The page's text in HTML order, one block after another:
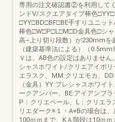
専用の注文確認書②を利用して
ンドV/スクエアタイプ棒色
□YY□BD□BF□BE手すりユニッ
棒色□W□P□L□M□D金具色□シ
高÷上り切り段数）が230mmを
（建築基準法による）（
Ｖは、AB色の設定はありませ
シャスホワイト/クリエアイボ
エラスク、MM:クリエモカ、
（金具）YY:プレシャスホワイ
ークアンバー、BE:アイアンブラ
P：クリエペール、L：クリエラ
リエダーク※１・A≠Bの場合は
100ｍｍまで、KＡ階段は10ｍ